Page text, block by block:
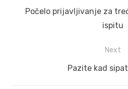
navigation
Previous
Počelo prijavljivanje za
ispitu
Next
Next
Pazite kad